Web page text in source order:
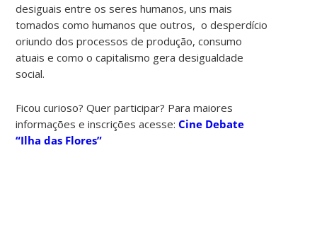
desiguais entre os seres humanos, uns mais
tomados como humanos que outros, o desperdício
oriundo dos processos de produção, consumo
atuais e como o capitalismo gera desigualdade
social.
Ficou curioso? Quer participar? Para maiores
informações e inscrições acesse:Cine Debate
“Ilha das Flores”